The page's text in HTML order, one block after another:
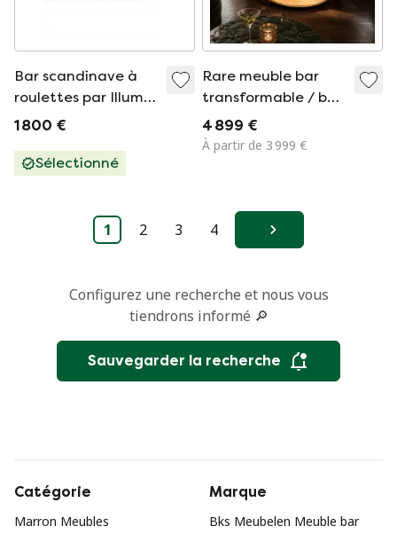
Bar scandinave à
roulettes par Illum
Wikkelsø pour CFC
1 800 €
Sélectionné
Rare meuble bar
transformable / bar
à cocktails,
Allemagne vers
4 899 €
À partir de 3 999 €
1 2 3 4 Suivant
Configurez une recherche et nous vous
tiendrons informé 🔎
Sauvegarder la recherche
Catégorie
Marron Meubles
Marque
Bks Meubelen Meuble bar